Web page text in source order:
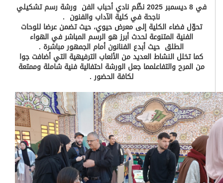
في 8 ديسمبر 2025 نظّم نادي أحباب الفن ورشة رسم تشكيلي
ناجحة في كلية الآداب والفنون .
تحوّل فضاء الكلية إلى معرض حيوي، حيث تضمن عرضا للوحات
الفنية المتنوعة لحدث أبرز هو الرسم المباشر في الهواء
الطلق حيث أبدع الفنانون أمام الجمهور مباشرة .
كما تخلل النشاط العديد من الألعاب الترفيهية التي أضافت جوا
من المرح والتفاعلمما جعل الورشة احتفالية فنية شاملة وممتعة
لكافة الحضور .